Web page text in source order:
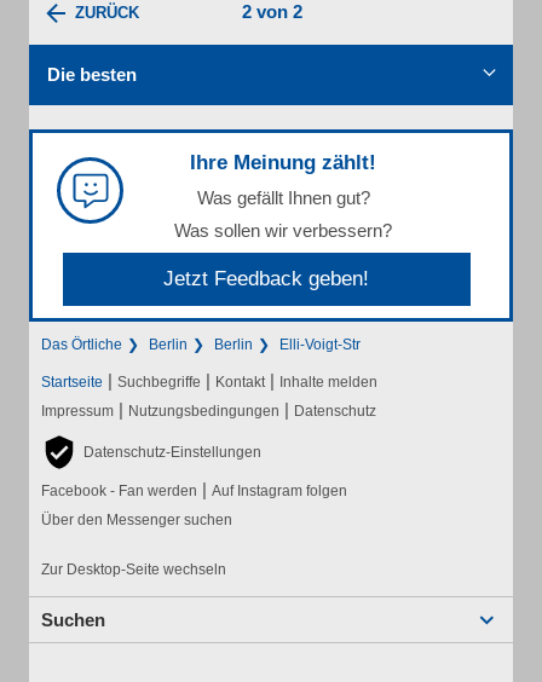
ZURÜCK 2 von 2
Die besten
Ihre Meinung zählt!
Was gefällt Ihnen gut?
Was sollen wir verbessern?
Jetzt Feedback geben!
Das Örtliche Berlin Berlin Elli-Voigt-Str
Startseite | Suchbegriffe | Kontakt | Inhalte melden
Impressum | Nutzungsbedingungen | Datenschutz
Datenschutz-Einstellungen
Facebook - Fan werden | Auf Instagram folgen
Über den Messenger suchen
Zur Desktop-Seite wechseln
Suchen